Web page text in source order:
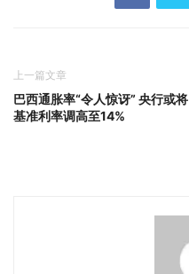
上一篇文章
巴西通胀率“令人惊讶” 央行或将
基准利率调高至14%